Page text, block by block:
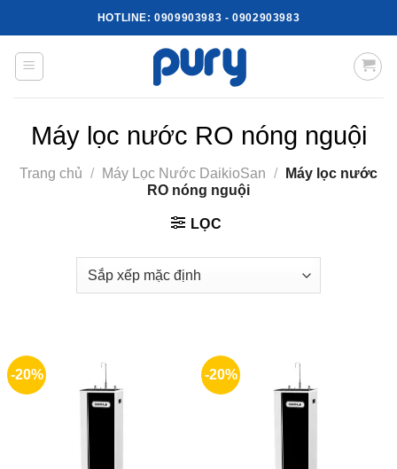
to
content
HOTLINE:0909903983 -0902903983
Máy lọc nước RO nóng nguội
Trang chủ / Máy Lọc Nước DaikioSan /
Máy lọc nước
RO nóng nguội
LỌC
-20% -20%